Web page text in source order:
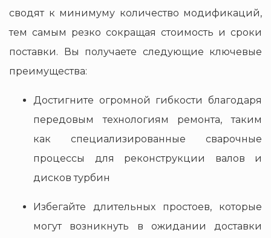
сводят к минимуму количество модификаций,
тем самым резко сокращая стоимость и сроки
поставки. Вы получаете следующие ключевые
преимущества:
Достигните огромной гибкости благодаря
передовым технологиям ремонта, таким
как специализированные сварочные
процессы для реконструкции валов и
дисков турбин
Избегайте длительных простоев, которые
могут возникнуть в ожидании доставки